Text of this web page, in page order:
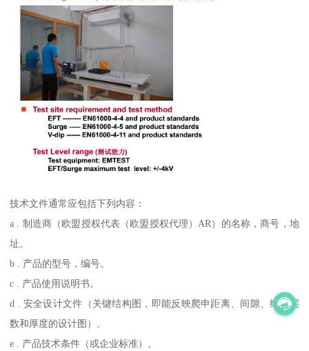
技术文件通常应包括下列内容：
a . 制造商（欧盟授权代表（欧盟授权代理）AR）的名称，商号，地
址。
b . 产品的型号，编号。
c . 产品使用说明书。
d . 安全设计文件（关键结构图，即能反映爬申距离、间隙、绝缘层
数和厚度的设计图）。
e . 产品技术条件（或企业标准）。